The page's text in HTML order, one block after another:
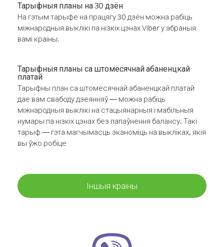
Тарыфныя планы на 30 дзён
На гэтым тарыфе на працягу 30 дзён можна рабіць
міжнародныя выклікі па нізкіх цэнах Viber у абраныя
вамі краіны.
Тарыфныя планы са штомесячнай абаненцкай
платай
Тарыфны план са штомесячнай абаненцкай платай
дае вам свабоду дзеянняў — можна рабіць
міжнародныя выклікі на стацыянарныя і мабільныя
нумары па нізкіх цэнах без папаўнення балансу. Такі
тарыф — гэта магчымасць эканоміць на выкліках, якія
вы ўжо робіце
Іншыя краіны